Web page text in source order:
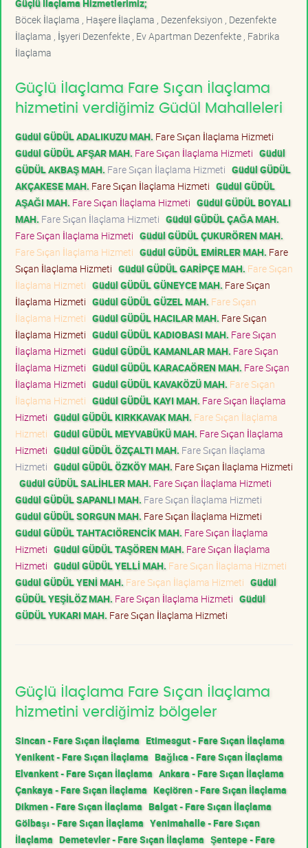
Güçlü İlaçlama Hizmetlerimiz;
Böcek İlaçlama , Haşere İlaçlama , Dezenfeksiyon , Dezenfekte
İlaçlama , İşyeri Dezenfekte , Ev Apartman Dezenfekte , Fabrika
İlaçlama
Güçlü İlaçlama Fare Sıçan İlaçlama
hizmetini verdiğimiz Güdül Mahalleleri
Güdül GÜDÜL ADALIKUZU MAH. Fare Sıçan İlaçlama Hizmeti
Güdül GÜDÜL AFŞAR MAH. Fare Sıçan İlaçlama Hizmeti Güdül
GÜDÜL AKBAŞ MAH. Fare Sıçan İlaçlama Hizmeti Güdül GÜDÜL
AKÇAKESE MAH. Fare Sıçan İlaçlama Hizmeti Güdül GÜDÜL
AŞAĞI MAH. Fare Sıçan İlaçlama Hizmeti Güdül GÜDÜL BOYALI
MAH. Fare Sıçan İlaçlama Hizmeti Güdül GÜDÜL ÇAĞA MAH.
Fare Sıçan İlaçlama Hizmeti Güdül GÜDÜL ÇUKURÖREN MAH.
Fare Sıçan İlaçlama Hizmeti Güdül GÜDÜL EMİRLER MAH. Fare
Sıçan İlaçlama Hizmeti Güdül GÜDÜL GARİPÇE MAH. Fare Sıçan
İlaçlama Hizmeti Güdül GÜDÜL GÜNEYCE MAH. Fare Sıçan
İlaçlama Hizmeti Güdül GÜDÜL GÜZEL MAH. Fare Sıçan
İlaçlama Hizmeti Güdül GÜDÜL HACILAR MAH. Fare Sıçan
İlaçlama Hizmeti Güdül GÜDÜL KADIOBASI MAH. Fare Sıçan
İlaçlama Hizmeti Güdül GÜDÜL KAMANLAR MAH. Fare Sıçan
İlaçlama Hizmeti Güdül GÜDÜL KARACAÖREN MAH. Fare Sıçan
İlaçlama Hizmeti Güdül GÜDÜL KAVAKÖZÜ MAH. Fare Sıçan
İlaçlama Hizmeti Güdül GÜDÜL KAYI MAH. Fare Sıçan İlaçlama
Hizmeti Güdül GÜDÜL KIRKKAVAK MAH. Fare Sıçan İlaçlama
Hizmeti Güdül GÜDÜL MEYVABÜKÜ MAH. Fare Sıçan İlaçlama
Hizmeti Güdül GÜDÜL ÖZÇALTI MAH. Fare Sıçan İlaçlama
Hizmeti Güdül GÜDÜL ÖZKÖY MAH. Fare Sıçan İlaçlama Hizmeti
Güdül GÜDÜL SALİHLER MAH. Fare Sıçan İlaçlama Hizmeti
Güdül GÜDÜL SAPANLI MAH. Fare Sıçan İlaçlama Hizmeti
Güdül GÜDÜL SORGUN MAH. Fare Sıçan İlaçlama Hizmeti
Güdül GÜDÜL TAHTACIÖRENCİK MAH. Fare Sıçan İlaçlama
Hizmeti Güdül GÜDÜL TAŞÖREN MAH. Fare Sıçan İlaçlama
Hizmeti Güdül GÜDÜL YELLİ MAH. Fare Sıçan İlaçlama Hizmeti
Güdül GÜDÜL YENİ MAH. Fare Sıçan İlaçlama Hizmeti Güdül
GÜDÜL YEŞİLÖZ MAH. Fare Sıçan İlaçlama Hizmeti Güdül
GÜDÜL YUKARI MAH. Fare Sıçan İlaçlama Hizmeti
Güçlü İlaçlama Fare Sıçan İlaçlama
hizmetini verdiğimiz bölgeler
Sincan - Fare Sıçan İlaçlama Etimesgut - Fare Sıçan İlaçlama
Yenikent - Fare Sıçan İlaçlama Bağlıca - Fare Sıçan İlaçlama
Elvankent - Fare Sıçan İlaçlama Ankara - Fare Sıçan İlaçlama
Çankaya - Fare Sıçan İlaçlama Keçiören - Fare Sıçan İlaçlama
Dikmen - Fare Sıçan İlaçlama Balgat - Fare Sıçan İlaçlama
Gölbaşı - Fare Sıçan İlaçlama Yenimahalle - Fare Sıçan
İlaçlama Demetevler - Fare Sıçan İlaçlama Şentepe - Fare